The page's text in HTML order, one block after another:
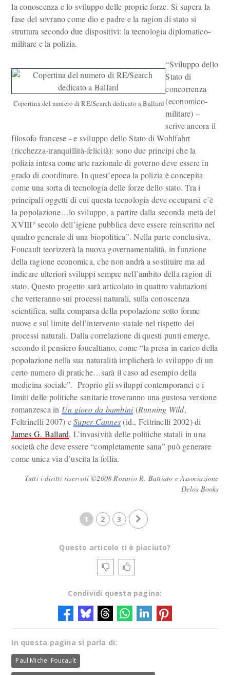
la conoscenza e lo sviluppo delle proprie forze. Si supera la
fase del sovrano come dio e padre e la ragion di stato si
struttura secondo due dispositivi: la tecnologia diplomatico-
militare e la polizia.
Copertina del numero di RE/Search dedicato a Ballard
“Sviluppo dello
Stato di
concorrenza
(economico-
militare) –
scrive ancora il
filosofo francese - e sviluppo dello Stato di Wohlfahrt
(ricchezza-tranquillità-felicità): sono due principi che la
polizia intesa come arte razionale di governo deve essere in
grado di coordinare. In quest’epoca la polizia è concepita
come una sorta di tecnologia delle forze dello stato. Tra i
principali oggetti di cui questa tecnologia deve occuparsi c’è
la popolazione…lo sviluppo, a partire dalla seconda metà del
XVIII° secolo dell’igiene pubblica deve essere reinscritto nel
quadro generale di una biopolitica”. Nella parte conclusiva,
Foucault teorizzerà la nuova governamentalità, in funzione
della ragione economica, che non andrà a sostituire ma ad
indicare ulteriori sviluppi sempre nell’ambito della ragion di
stato. Questo progetto sarà articolato in quattro valutazioni
che verteranno sui processi naturali, sulla conoscenza
scientifica, sulla comparsa della popolazione sotto forme
nuove e sul limite dell’intervento statale nel rispetto dei
processi naturali. Dalla correlazione di questi punti emerge,
secondo il pensiero foucaltiano, come “la presa in carico della
popolazione nella sua naturalità implicherà lo sviluppo di un
certo numero di pratiche…sarà il caso ad esempio della
medicina sociale”. Proprio gli sviluppi contemporanei e i
limiti delle politiche sanitarie troveranno una gustosa versione
romanzesca in Un gioco da bambini(Running Wild,
Feltrinelli 2007) eSuper-Cannes(id., Feltrinelli 2002) di
James G. Ballard. L’invasività delle politiche statali in una
società che deve essere “completamente sana” può generare
come unica via d’uscita la follia.
Tutti i diritti riservati ©2008 Rosario R. Battiato e Associazione
Delos Books
1 2 3
Questo articolo ti è piaciuto?
Condividi questa pagina:
In questa pagina si parla di:
Paul Michel Foucault